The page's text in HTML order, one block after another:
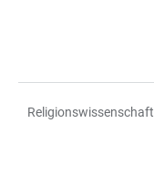
Religionswissenschaft